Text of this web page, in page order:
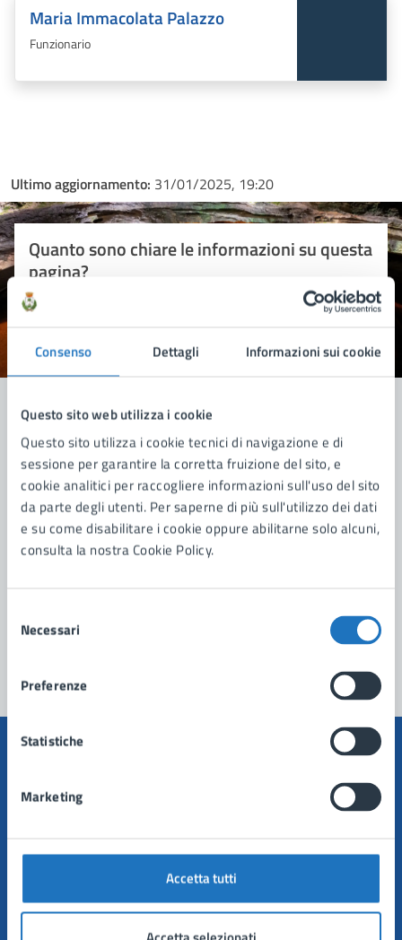
Consenso Dettagli Informazioni sui cookie
Questo sito web utilizza i cookie
Questo sito utilizza i cookie tecnici di navigazione e di
sessione per garantire la corretta fruizione del sito, e
cookie analitici per raccogliere informazioni sull'uso del sito
da parte degli utenti. Per saperne di più sull'utilizzo dei dati
e su come disabilitare i cookie oppure abilitarne solo alcuni,
consulta la nostra Cookie Policy.
delNecessari
Preferenze
Statistiche
Marketing
Accetta tutti
Maria Immacolata Palazzo
Funzionario
Ultimo aggiornamento: 31/01/2025, 19:20
Quanto sono chiare le informazioni su questa
pagina?
Valuta 5 stelle su 5
Valuta 4 stelle su 5
Valuta 3 stelle su 5
Valuta 2 stelle su 5
Valuta 1 stelle su 5
Contatta il comune
Leggi le domande frequenti
Richiedi assistenza
Prenota appuntamento
Organi di governo
Aree amministrative